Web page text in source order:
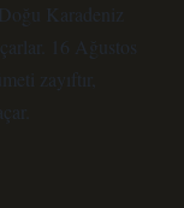
Karadeniz
16 Ağustos
zayıftır,